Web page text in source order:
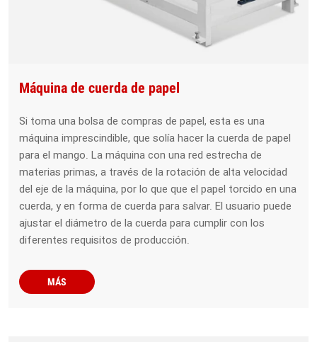
Máquina de cuerda de papel
Si toma una bolsa de compras de papel, esta es una
máquina imprescindible, que solía hacer la cuerda de papel
para el mango. La máquina con una red estrecha de
materias primas, a través de la rotación de alta velocidad
del eje de la máquina, por lo que que el papel torcido en una
cuerda, y en forma de cuerda para salvar. El usuario puede
ajustar el diámetro de la cuerda para cumplir con los
diferentes requisitos de producción.
MÁS